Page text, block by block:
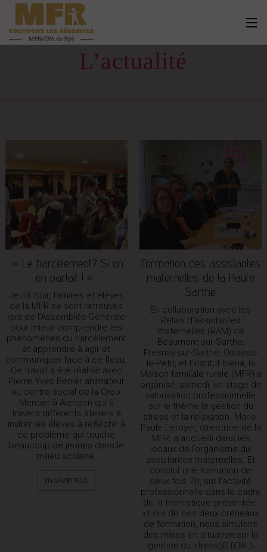
L’actualité
» Le harcèlement? Si on
en parlait ! «
Jeudi Soir, familles et élèves
de la MFR se sont retrouvés
lors de l’Assemblée Générale
pour mieux comprendre les
phénomènes du harcèlement
et apprendre à agir et
communiquer face à ce fléau.
Ce travail a été réalisé avec
Pierre Yves Benier animateur
au centre social de la Croix
Mercier à Alençon qui à
travers différents ateliers à
inviter les élèves à réfléchir à
ce problème qui touche
beaucoup de jeunes dans le
milieu scolaire.
EN SAVOIR PLUS
Formation des assistantes
maternelles de la Haute
Sarthe
En collaboration avec les
Relais d’assistantes
maternelles (RAM) de
Beaumont-sur-Sarthe,
Fresnay-sur-Sarthe, Oisseau-
le-Petit, et l’institut Iperia, la
Maison familiale rurale (MFR) a
organisé, samedi, un stage de
valorisation professionnelle
sur le thème la gestion du
stress et la relaxation. Marie-
Paule Leroyer, directrice de la
MFR, a accueilli dans les
locaux de l’organisme dix
assistantes maternelles. Et
conclut une formation de
deux fois 7 h, sur l’activité
professionnelle dans le cadre
de la thématique présentée.
« Lors de ces deux créneaux
de formation, nous simulons
des mises en situation sur la
gestion du stressSEE DETAILS